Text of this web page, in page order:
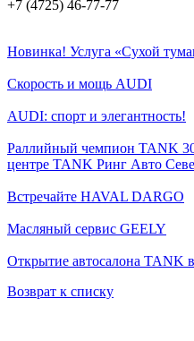
+7 (4725) 46-77-77
Новинка! Услуга «Сухой
Скорость и мощь AUDI
AUDI: спорт и элегантность!
Раллийный чемпион TANK
центре TANK Ринг Авто
Встречайте HAVAL DARGO
Масляный сервис GEELY
Открытие автосалона TANK
Возврат к списку